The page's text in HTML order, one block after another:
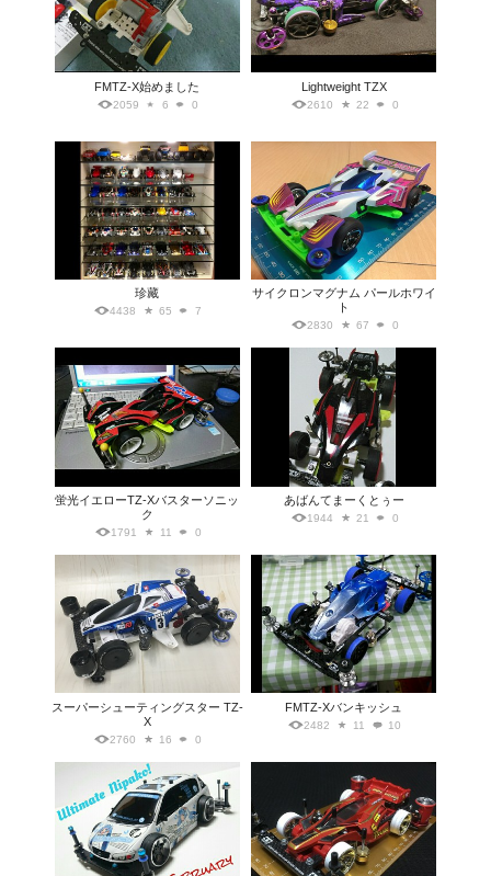
FMTZ-X始めました
2059 6 0
Lightweight TZX
2610 22 0
珍藏
4438 65 7
サイクロンマグナム パールホワイ
ト
2830 67 0
蛍光イエローTZ-Xバスターソニッ
ク
1791 11 0
あばんてまーくとぅー
1944 21 0
スーパーシューティングスター TZ-
X
2760 16 0
FMTZ-Xバンキッシュ
2482 11 10